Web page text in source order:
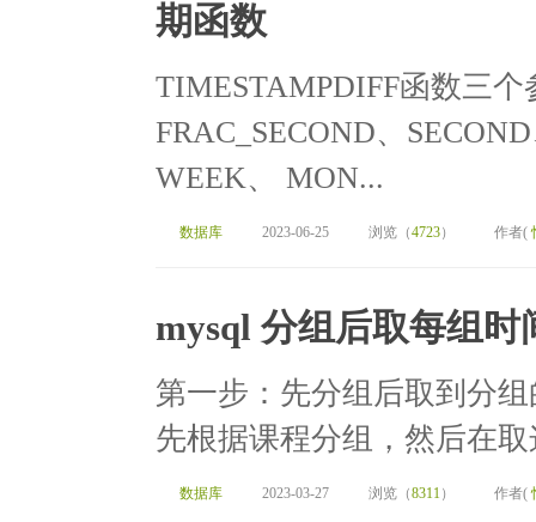
期函数
TIMESTAMPDIFF函数三
FRAC_SECOND、
WEEK、 MON...
数据库 2023-06-25 浏览（4723） 作者(
mysql 分组后取每组时
第一步：先分组后取到分
先根据课程分组，然后在
数据库 2023-03-27 浏览（8311） 作者(